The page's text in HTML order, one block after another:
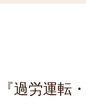
過労運転